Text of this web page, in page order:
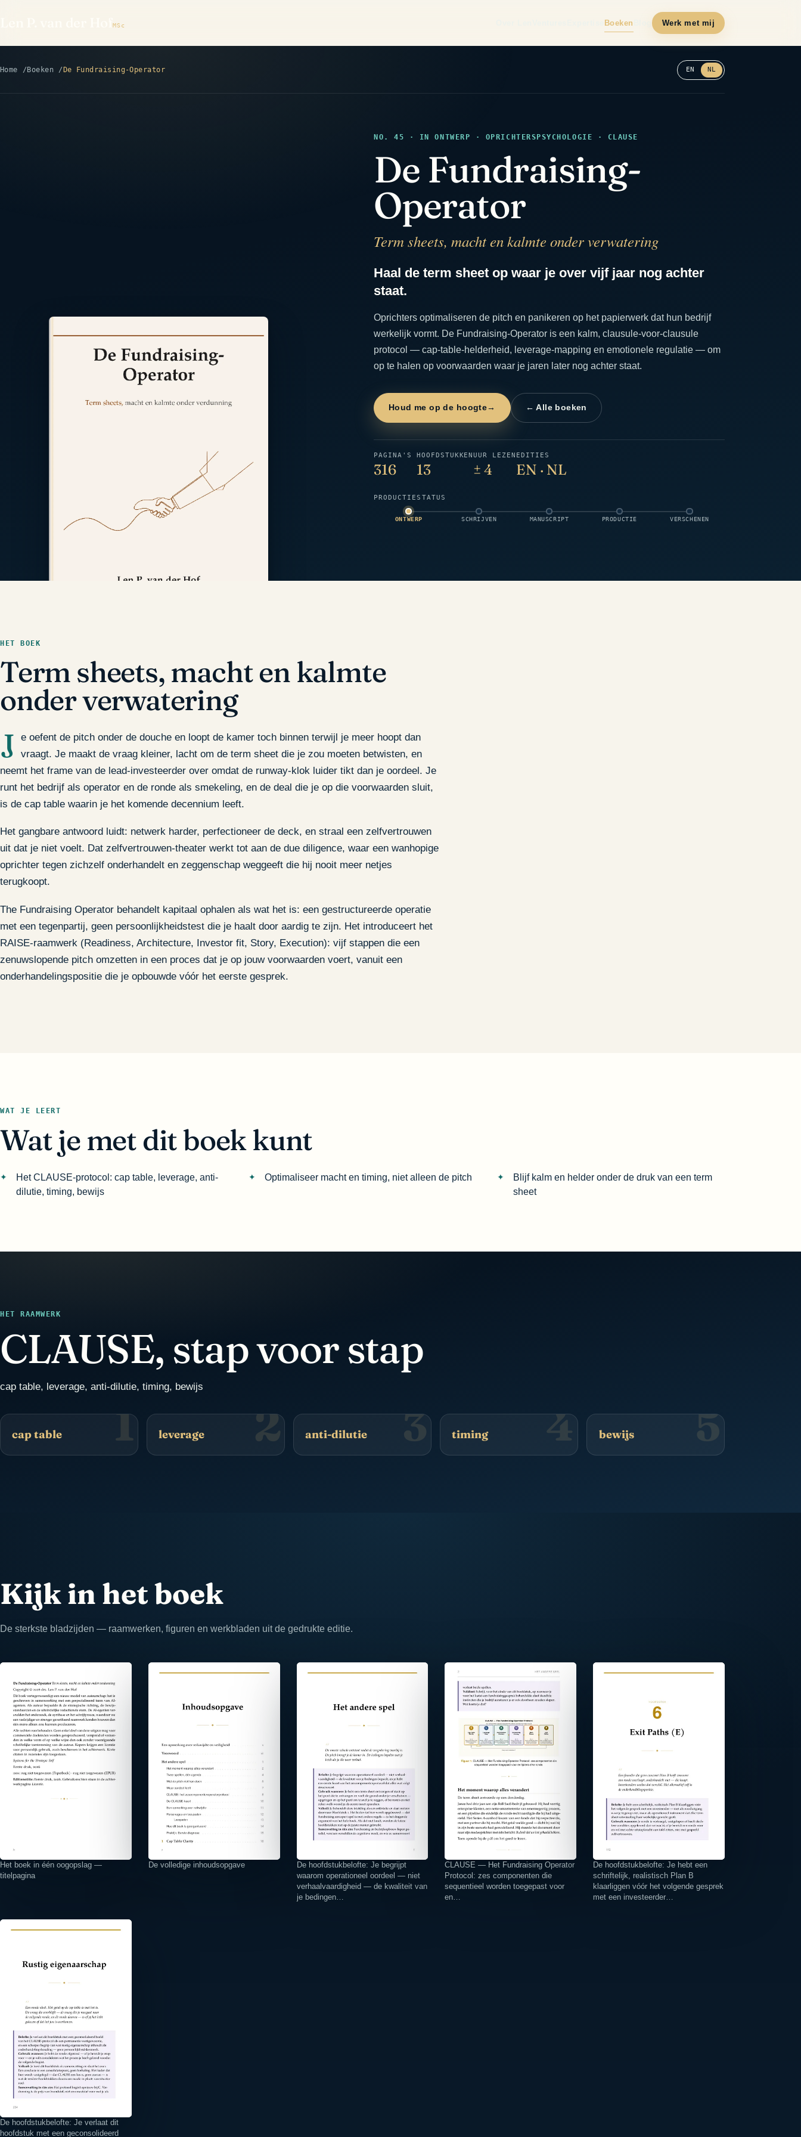
MSc Boeken Blog Werk met mij
Home Boeken De Fundraising-Operator EN NL
NO. 45 · IN ONTWERP · OPRICHTERSPSYCHOLOGIE · CLAUSE
De Fundraising-
Operator
Term sheets, macht en kalmte onder verwatering
Haal de term sheet op waar je over vijf jaar nog achter
staat.
Oprichters optimaliseren de pitch en panikeren op het papierwerk dat hun bedrijf
werkelijk vormt. De Fundraising-Operator is een kalm, clausule-voor-clausule
protocol — cap-table-helderheid, leverage-mapping en emotionele regulatie — om
op te halen op voorwaarden waar je jaren later nog achter staat.
Houd me op de hoogte→ ← Alle boeken
PAGINA'S
316
HOOFDSTUKKEN
13
UUR LEZEN
± 4
EDITIES
EN · NL
PRODUCTIESTATUS
ONTWERP SCHRIJVEN MANUSCRIPT PRODUCTIE VERSCHENEN
HET BOEK
Term sheets, macht en kalmte
onder verwatering
J
e oefent de pitch onder de douche en loopt de kamer toch binnen terwijl je meer hoopt dan
vraagt. Je maakt de vraag kleiner, lacht om de term sheet die je zou moeten betwisten, en
neemt het frame van de lead-investeerder over omdat de runway-klok luider tikt dan je oordeel. Je
runt het bedrijf als operator en de ronde als smekeling, en de deal die je op die voorwaarden sluit,
is de cap table waarin je het komende decennium leeft.
Het gangbare antwoord luidt: netwerk harder, perfectioneer de deck, en straal een zelfvertrouwen
uit dat je niet voelt. Dat zelfvertrouwen-theater werkt tot aan de due diligence, waar een wanhopige
oprichter tegen zichzelf onderhandelt en zeggenschap weggeeft die hij nooit meer netjes
terugkoopt.
The Fundraising Operator behandelt kapitaal ophalen als wat het is: een gestructureerde operatie
met een tegenpartij, geen persoonlijkheidstest die je haalt door aardig te zijn. Het introduceert het
RAISE-raamwerk (Readiness, Architecture, Investor fit, Story, Execution): vijf stappen die een
zenuwslopende pitch omzetten in een proces dat je op jouw voorwaarden voert, vanuit een
onderhandelingspositie die je opbouwde vóór het eerste gesprek.
WAT JE LEERT
Wat je met dit boek kunt
Het CLAUSE-protocol: cap table, leverage, anti-
dilutie, timing, bewijs
Optimaliseer macht en timing, niet alleen de pitch
Blijf kalm en helder onder de druk van een term
sheet
HET RAAMWERK
CLAUSE, stap voor stap
cap table, leverage, anti-dilutie, timing, bewijs
1
cap table 2
leverage 3
anti-dilutie 4
timing 5
bewijs
Kijk in het boek
De sterkste bladzijden — raamwerken, figuren en werkbladen uit de gedrukte editie.
Het boek in één oogopslag —
titelpagina
De volledige inhoudsopgave
De hoofdstukbelofte: Je begrijpt
waarom operationeel oordeel — niet
verhaalvaardigheid — de kwaliteit van
je bedingen…
CLAUSE — Het Fundraising Operator
Protocol: zes componenten die
sequentieel worden toegepast voor
en…
De hoofdstukbelofte: Je hebt een
schriftelijk, realistisch Plan B
klaarliggen vóór het volgende gesprek
met een investeerder…
De hoofdstukbelofte: Je verlaat dit
hoofdstuk met een geconsolideerd